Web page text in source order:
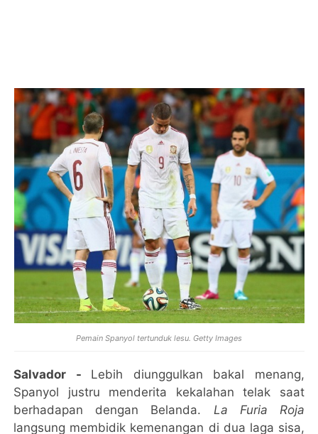
Pemain Spanyol tertunduk lesu. Getty Images
Salvador - Lebih diunggulkan bakal menang,
Spanyol justru menderita kekalahan telak saat
berhadapan dengan Belanda. La Furia Roja
langsung membidik kemenangan di dua laga sisa,